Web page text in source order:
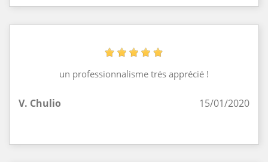
un professionnalisme trés apprécié !
V. Chulio 15/01/2020